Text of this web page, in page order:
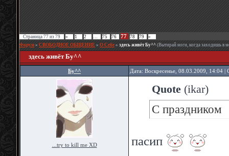
Страница 77 из 79 « 1 2 … 75 76 77 78 79
»
Форум » СВОБОДНОЕ ОБЩЕНИЕ » О Себе » здесь живёт Бу^^ (Вытирай ноги, когда заходишь в
здесь живёт Бу^^
Бу^^ Дата: Воскресенье, 08.03.2009, 14:04
...try to kill me XD
Quote (ikar)
С праздником
пасип